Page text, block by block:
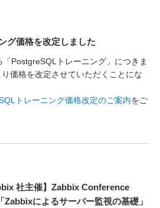
グ価格を改定しました
PostgreSQLトレーニング」につきま
価格を改定させていただくことにな
トレーニング価格改定のご案内をご
社主催】Zabbix Conference
によるサーバー監視の基礎」